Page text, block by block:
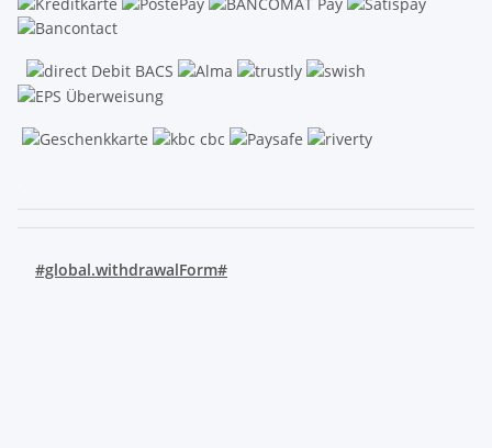
#global.withdrawalForm#